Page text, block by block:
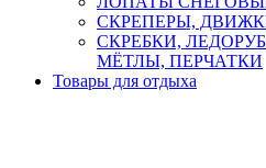
СКРЕПЕРЫ,
СКРЕБКИ,
МЁТЛЫ, ПЕРЧАТКИ
Товары для отдыха